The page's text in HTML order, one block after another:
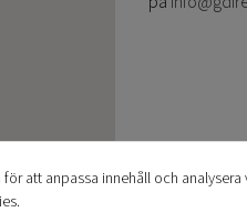
att anpassa innehåll och analysera